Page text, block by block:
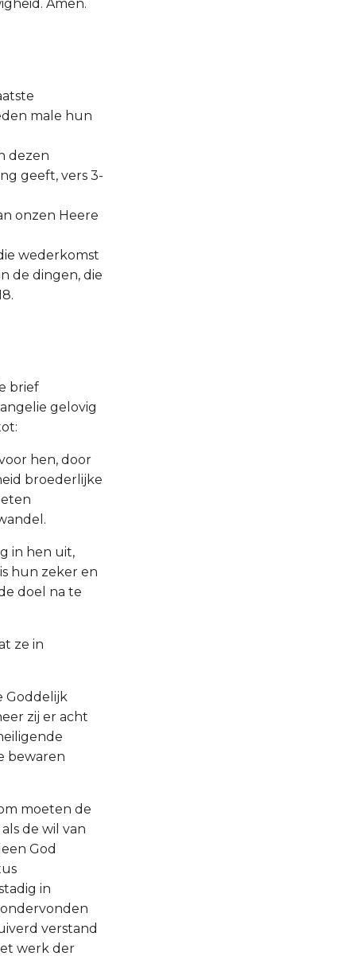
Amen.
male hun
dezen
geeft, vers 3-
onzen Heere
wederkomst
de dingen, die
brief
gelovig
hen, door
broederlijke
in hen uit,
hun zeker en
doel na te
ze in
Goddelijk
zij er acht
bewaren
moeten de
de wil van
God
in
verstand
werk der